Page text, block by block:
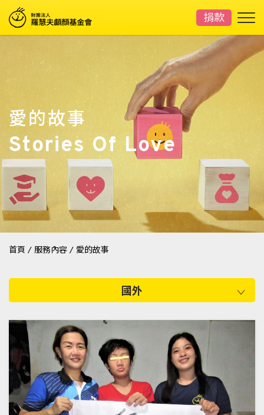
捐款
愛的故事
Stories Of Love
首頁 / 服務內容 / 愛的故事
國外